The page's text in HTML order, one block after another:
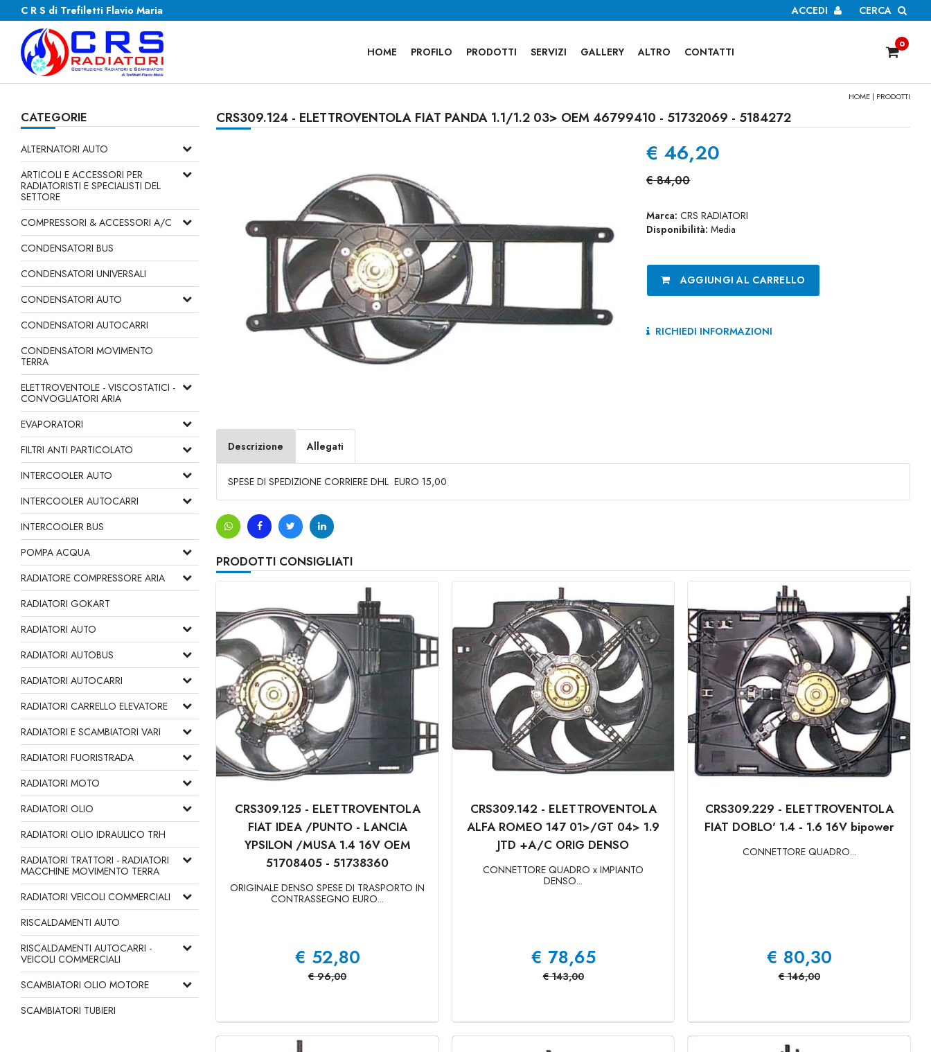
C R S di Trefiletti Flavio Maria CERCA
ACCEDI
HOME PROFILO PRODOTTI SERVIZI GALLERY ALTRO CONTATTI
0
HOME | PRODOTTI
CATEGORIE
ALTERNATORI AUTO
ARTICOLI E ACCESSORI PER
RADIATORISTI E SPECIALISTI DEL
SETTORE
COMPRESSORI & ACCESSORI A/C
CONDENSATORI BUS
CONDENSATORI UNIVERSALI
CONDENSATORI AUTO
CONDENSATORI AUTOCARRI
CONDENSATORI MOVIMENTO
TERRA
ELETTROVENTOLE - VISCOSTATICI -
CONVOGLIATORI ARIA
EVAPORATORI
FILTRI ANTI PARTICOLATO
INTERCOOLER AUTO
INTERCOOLER AUTOCARRI
INTERCOOLER BUS
POMPA ACQUA
RADIATORE COMPRESSORE ARIA
RADIATORI GOKART
RADIATORI AUTO
RADIATORI AUTOBUS
RADIATORI AUTOCARRI
RADIATORI CARRELLO ELEVATORE
RADIATORI E SCAMBIATORI VARI
RADIATORI FUORISTRADA
RADIATORI MOTO
RADIATORI OLIO
RADIATORI OLIO IDRAULICO TRH
RADIATORI TRATTORI - RADIATORI
MACCHINE MOVIMENTO TERRA
RADIATORI VEICOLI COMMERCIALI
RISCALDAMENTI AUTO
RISCALDAMENTI AUTOCARRI -
VEICOLI COMMERCIALI
SCAMBIATORI OLIO MOTORE
SCAMBIATORI TUBIERI
CRS309.124 - ELETTROVENTOLA FIAT PANDA 1.1/1.2 03> OEM 46799410 - 51732069 - 5184272
€ 46,20
€ 84,00
Marca:CRS RADIATORI
Disponibilità:Media
AGGIUNGI AL CARRELLO
RICHIEDI INFORMAZIONI
Descrizione Allegati
SPESE DI SPEDIZIONE CORRIERE DHL EURO 15,00
PRODOTTI CONSIGLIATI
CRS309.125 - ELETTROVENTOLA
FIAT IDEA /PUNTO - LANCIA
YPSILON /MUSA 1.4 16V OEM
51708405 - 51738360
ORIGINALE DENSO SPESE DI TRASPORTO IN
CONTRASSEGNO EURO...
€ 52,80
€ 96,00
CRS309.142 - ELETTROVENTOLA
ALFA ROMEO 147 01>/GT 04> 1.9
JTD +A/C ORIG DENSO
CONNETTORE QUADRO x IMPIANTO
DENSO...
€ 78,65
€ 143,00
CRS309.229 - ELETTROVENTOLA
FIAT DOBLO' 1.4 - 1.6 16V bipower
CONNETTORE QUADRO...
€ 80,30
€ 146,00